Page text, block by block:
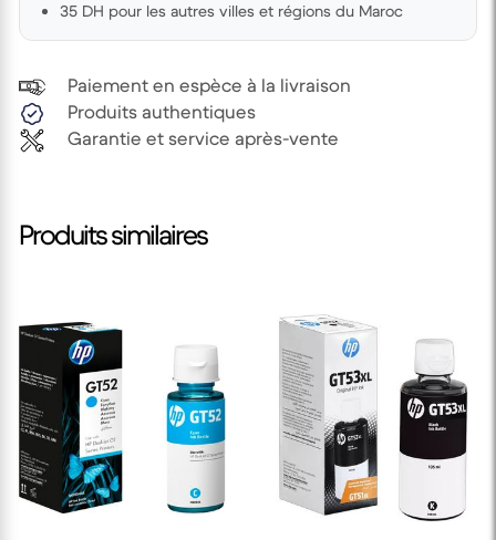
35 DH pour les autres villes et régions du Maroc
Paiement en espèce à la livraison
Produits authentiques
Garantie et service après-vente
Produits similaires